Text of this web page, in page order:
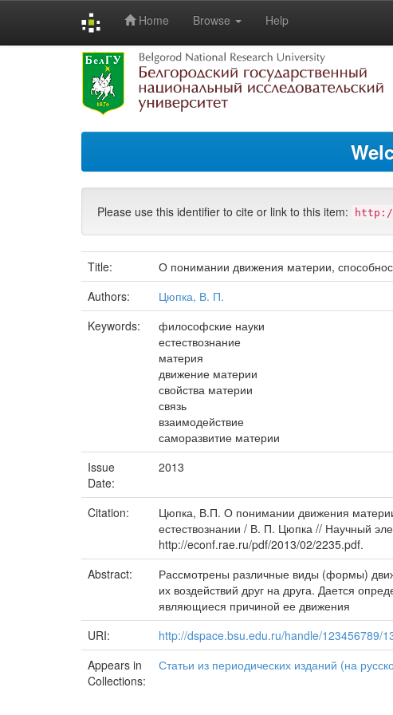
Home Browse Help
Please use this identifier to cite or link to this item: http://
Title:
О понимании движения материи,
Authors:
Цюпка, В. П.
Keywords:
философские науки
естествознание
материя
движение материи
свойства материи
связь
взаимодействие
саморазвитие материи
Issue
Date:
2013
Citation:
Цюпка, В.П. О понимании движения
естествознании / В. П. Цюпка // Научный
http://econf.rae.ru/pdf/2013/02/2235.pdf.
Abstract:
Рассмотрены различные виды (формы)
их воздействий друг на друга. Дается
являющиеся причиной ее движения
URI:
http://dspace.bsu.edu.ru/handle/123456789/
Appears in
Collections:
Статьи из периодических изданий (на